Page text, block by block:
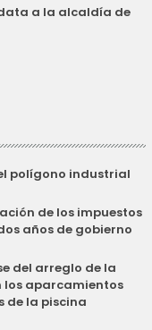
a la alcaldía de
polígono industrial
de los impuestos
años de gobierno
del arreglo de la
los aparcamientos
de la piscina